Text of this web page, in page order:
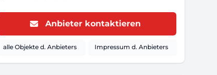
Anbieter kontaktieren
alle Objekte d. Anbieters Impressum d. Anbieters